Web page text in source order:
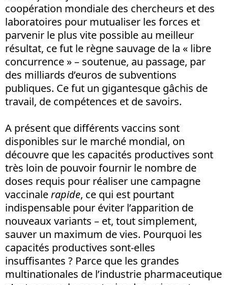
coopération mondiale des chercheurs et des
laboratoires pour mutualiser les forces et
parvenir le plus vite possible au meilleur
résultat, ce fut le règne sauvage de la « libre
concurrence » – soutenue, au passage, par
des milliards d’euros de subventions
publiques. Ce fut un gigantesque gâchis de
travail, de compétences et de savoirs.
A présent que différents vaccins sont
disponibles sur le marché mondial, on
découvre que les capacités productives sont
très loin de pouvoir fournir le nombre de
doses requis pour réaliser une campagne
vaccinalerapide, ce qui est pourtant
indispensable pour éviter l’apparition de
nouveaux variants – et, tout simplement,
sauver un maximum de vies. Pourquoi les
capacités productives sont-elles
insuffisantes ? Parce que les grandes
multinationales de l’industrie pharmaceutique